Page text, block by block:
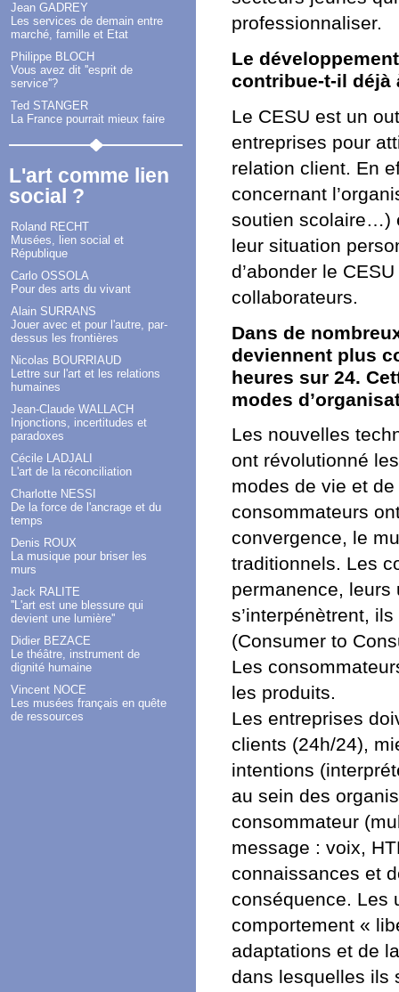
Jean GADREY
Les services de demain entre
marché, famille et Etat
Philippe BLOCH
Vous avez dit ''esprit de
service''?
Ted STANGER
La France pourrait mieux faire
L'art comme lien
social ?
Roland RECHT
Musées, lien social et
République
Carlo OSSOLA
Pour des arts du vivant
Alain SURRANS
Jouer avec et pour l'autre, par-
dessus les frontières
Nicolas BOURRIAUD
Lettre sur l'art et les relations
humaines
Jean-Claude WALLACH
Injonctions, incertitudes et
paradoxes
Cécile LADJALI
L'art de la réconciliation
Charlotte NESSI
De la force de l'ancrage et du
temps
Denis ROUX
La musique pour briser les
murs
Jack RALITE
''L'art est une blessure qui
devient une lumière''
Didier BEZACE
Le théâtre, instrument de
dignité humaine
Vincent NOCE
Les musées français en quête
de ressources
professionnaliser.
Le
contribue-t-il déjà
Le CESU est un
entreprises pour
relation client. En
concernant
soutien scolaire…)
leur situation
d’abonder le
collaborateurs.
Dans de
deviennent plus
heures sur 24.
modes
Les nouvelles
ont révolutionné
modes de vie et
consommateurs
convergence, le
traditionnels. Les
permanence,
s’interpénètrent,
(Consumer to
Les
les produits.
Les entreprises
clients (24h/24),
intentions
au sein des
consommateur
message : voix,
connaissances et
conséquence. Les
comportement «
adaptations et de
dans lesquelles ils